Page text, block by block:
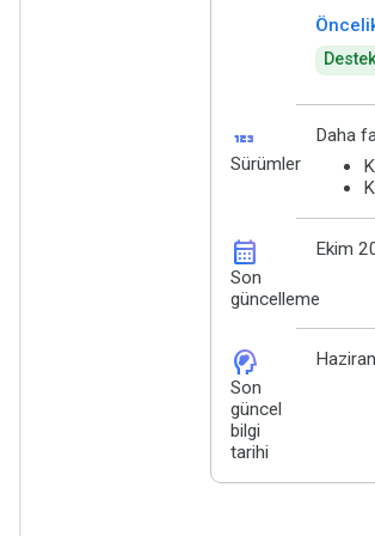
123
Sürümler
Daha
calendar_month
Son
güncelleme
Ekim
cognition_2
Son
güncel
bilgi
tarihi